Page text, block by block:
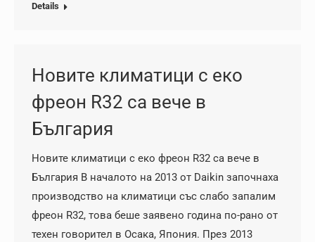
Details
Новите климатици с еко
фреон R32 са вече в
България
Новите климатици с еко фреон R32 са вече в
България В началото на 2013 от Daikin започнаха
производство на климатици със слабо запалим
фреон R32, това беше заявено година по-рано от
техен говорител в Осака, Япония. През 2013